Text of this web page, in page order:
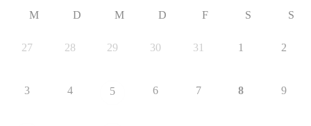
M D M D F S S
27 28 29 30 31 1 2
3 4 5 6 7 8 9